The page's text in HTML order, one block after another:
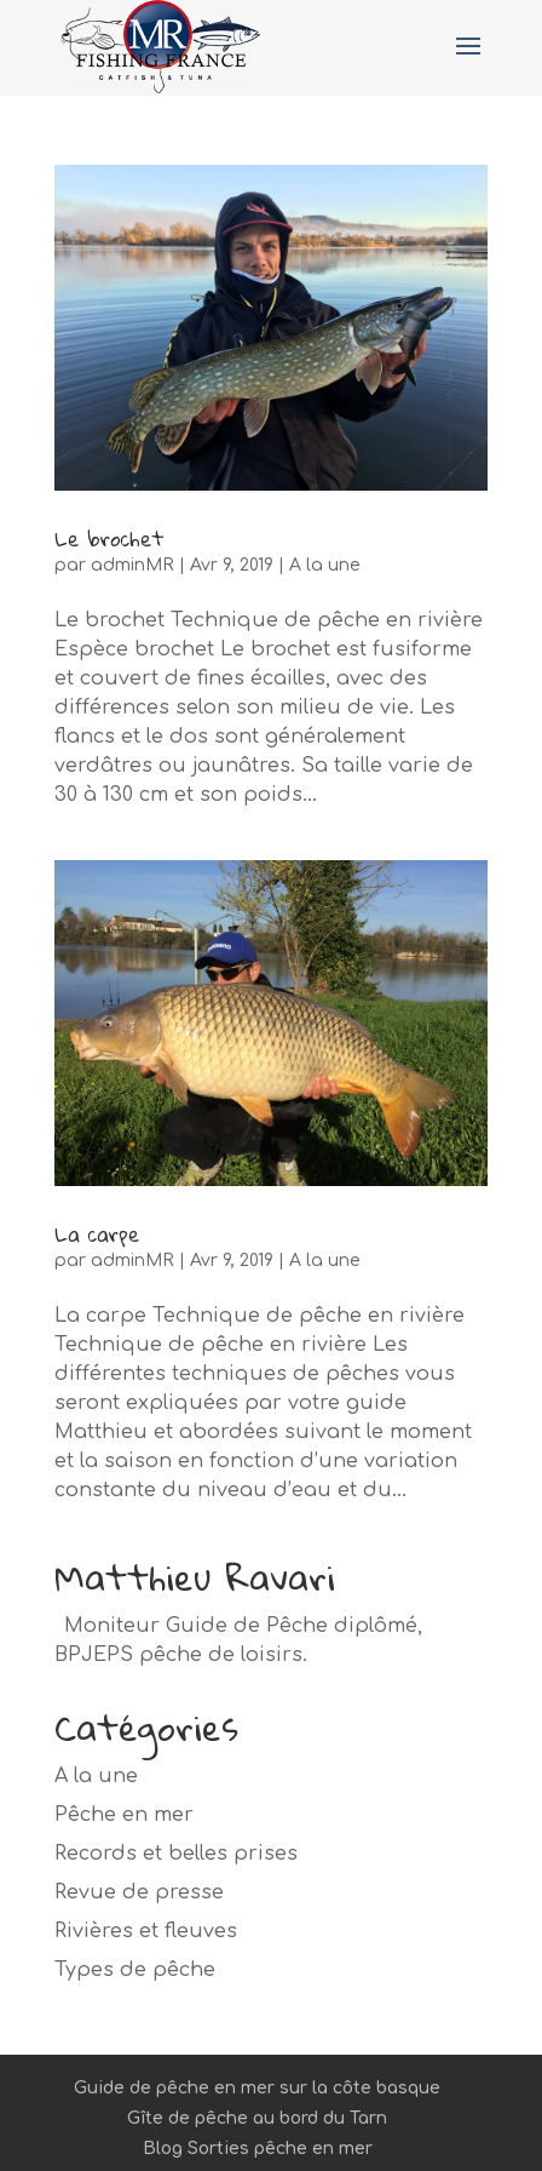
Le brochet
par adminMR Avr 9, 2019 A la une
Le brochet Technique de pêche en rivière
Espèce brochet Le brochet est fusiforme
et couvert de fines écailles, avec des
différences selon son milieu de vie. Les
flancs et le dos sont généralement
verdâtres ou jaunâtres. Sa taille varie de
30 à 130 cm et son poids...
La carpe
par adminMR Avr 9, 2019 A la une
La carpe Technique de pêche en rivière
Technique de pêche en rivière Les
différentes techniques de pêches vous
seront expliquées par votre guide
Matthieu et abordées suivant le moment
et la saison en fonction d’une variation
constante du niveau d’eau et du...
Matthieu Ravari
Moniteur Guide de Pêche diplômé,
BPJEPS pêche de loisirs.
Catégories
A la une
Pêche en mer
Records et belles prises
Revue de presse
Rivières et fleuves
Types de pêche
Guide de pêche en mer sur la côte basque
Gîte de pêche au bord du Tarn
Blog Sorties pêche en mer